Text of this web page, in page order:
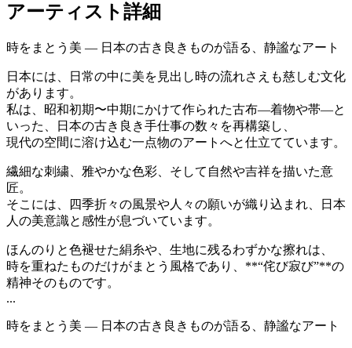
アーティスト詳細
時をまとう美 ― 日本の古き良きものが語る、静謐なアート
日本には、日常の中に美を見出し時の流れさえも慈しむ文化
があります。
私は、昭和初期〜中期にかけて作られた古布―着物や帯―と
いった、日本の古き良き手仕事の数々を再構築し、
現代の空間に溶け込む一点物のアートへと仕立てています。
繊細な刺繍、雅やかな色彩、そして自然や吉祥を描いた意
匠。
そこには、四季折々の風景や人々の願いが織り込まれ、日本
人の美意識と感性が息づいています。
ほんのりと色褪せた絹糸や、生地に残るわずかな擦れは、
時を重ねたものだけがまとう風格であり、**“侘び寂び”**の
精神そのものです。
...
時をまとう美 ― 日本の古き良きものが語る、静謐なアート